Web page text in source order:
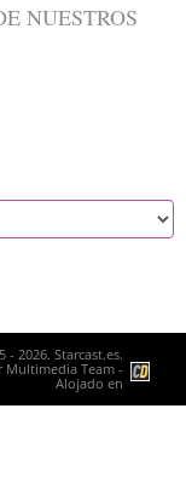
NUESTROS
2026. Starcast.es.
Multimedia Team -
Alojado en